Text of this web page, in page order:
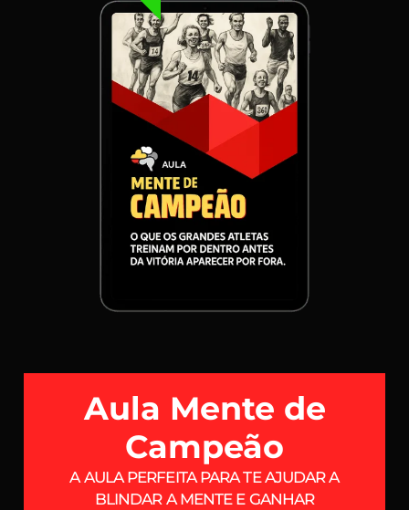
Aula Mente de
Campeão
A AULA PERFEITA PARA TE AJUDAR A
BLINDAR A MENTE E GANHAR